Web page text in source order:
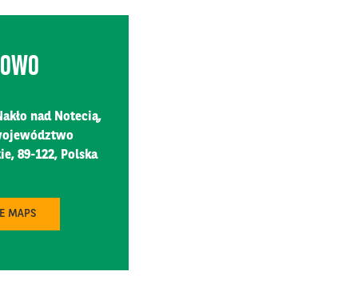
nad Notecią,
89-122, Polska
MAPS